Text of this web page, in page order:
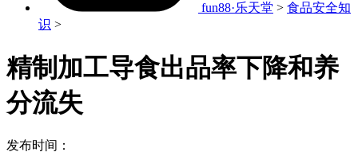
fun88·乐天堂 > 食品安全知
识 >
精制加工导食出品率下降和养
分流失
发布时间：